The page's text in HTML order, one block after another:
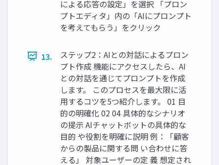
による応答の設定」を選択 「プロン
プトエディタ」内の「AIにプロンプト
を考えてもらう」をクリック
13.
ステップ2：AIとの対話によるプロン
プト作成 機能にアクセスしたら、AI
との対話を通じてプロンプトを作成
します。 このプロセスを最大限に活
用するコツを5つ紹介します。 01 目
的の明確化 02 04 具体的なシナリオ
の提示 AIチャットボットの具体的な
目的 や役割を明確に説明 例：「顧客
からの製品に関する問 い合わせに答
える」 対象ユーザーの定 義 想定され